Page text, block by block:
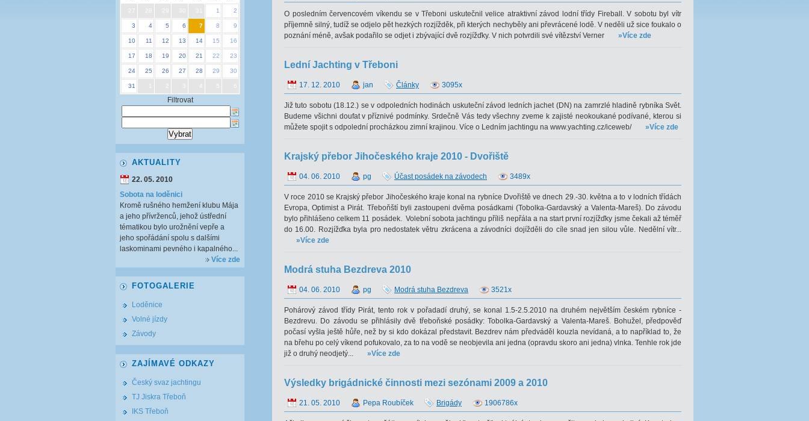
O posledním červencovém víkendu se v Třeboni uskutečnil velice atraktivní závod lodní třídy Fireball. V sobotu byl vítr
příjemně silný, tudíž se odjelo pět hezkých rozjížděk, při kterých nechyběly ani převrácené lodě. V neděli už sice foukalo o
poznání méně, avšak podařilo se odjet i zbývající dvě rozjížďky. V nich potvrdili své vítězství Verner
»Více zde
Lední Jachting v Třeboni
17. 12. 2010 jan Články 3095x
Již tuto sobotu (18.12.) se v odpoledních hodinách uskuteční závod ledních jachet (DN) na zamrzlé hladině rybníka Svět.
Budeme všichni doufat v příznivé podmínky. Srdečně Vás tedy všechny zveme k zajisté neokoukané podívané, kterou si
můžete spojit s odpolední procházkou zimní krajinou. Více o Ledním jachtingu na www.yachting.cz/iceweb/
»Více zde
Krajský přebor Jihočeského kraje 2010 - Dvořiště
04. 06. 2010 pg Účast posádek na závodech 3489x
V roce 2010 se Krajský přebor Jihočeského kraje konal na rybníce Dvořiště ve dnech 29.-30. května a to v lodních třídách
Evropa, Optimist a Pirát. Třeboňští byli zastoupeni dvěma posádkami (Tobolka-Gardavský a Valenta-Mareš). Do závodu
bylo přihlášeno celkem 11 posádek. Volební sobota jachtingu příliš nepřála a na start první rozjížďky jsme čekali až téměř
do 16.00. Rozjížďka byla pro nedostatek větru zkrácena a závodníci dojížděli do cíle snad jen silou vůle. Nedělní vítr...
»Více zde
Modrá stuha Bezdreva 2010
04. 06. 2010 pg Modrá stuha Bezdreva 3521x
Pohárový závod třídy Pirát, tento rok v pořadadí druhý, se konal 1.5-2.5.2010 na druhém největším českém rybníce -
Bezdrevu. Do závodu se přihlásily dvě třeboňské posádky: Tobolka-Gardavský a Valenta-Mareš. Bohužel, předpověď
počasí vyšla ještě hůře, než by si kdo dokázal představit. Bezdrev nám předváděl kouzla nevídaná, a to například to, že
na břehu po celý víkend pofukovalo, za to na vodě se neobjevila ani jedna (opravdu skoro ani jedna) vlnka. Tenhle rok jde
již o druhý neodjetý...
»Více zde
Výsledky brigádnické činnosti mezi sezónami 2009 a 2010
21. 05. 2010 Pepa Roubíček Brigády 1906786x
27 29 30 31 1 2
3 4 5 6 7 8 9
10 11 12 13 14 15 16
17 18 19 20 21 22 23
24 25 26 27 28 29 30
31 3 5
Filtrovat
AKTUALITY
22. 05. 2010
Sobota na loděnici
Kromě rušného hemžení klubu Mája
a jeho přívrženců, jehož ústřední
tématikou bylo urožnění vepře a
jeho spořádání spolu s dalšími
laskominami pevného i kapalného...
Více zde
FOTOGALERIE
Loděnice
Volné jízdy
Závody
ZAJÍMAVÉ ODKAZY
Český svaz jachtingu
TJ Jiskra Třeboň
IKS Třeboň